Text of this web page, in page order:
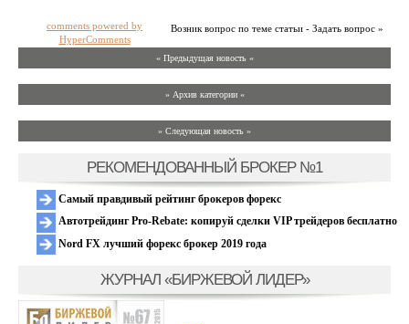
Возник вопрос по теме статьи - Задать вопрос »
comments powered by
HyperComments
« Предыдущая новость «
» Архив категории «
» Следующая новость »
РЕКОМЕНДОВАННЫЙ БРОКЕР №1
Самый правдивый рейтинг брокеров форекс
Автотрейдинг Pro-Rebate: копируй сделки VIP трейдеров бесплатно
Nord FX лучший форекс брокер 2019 года
ЖУРНАЛ «БИРЖЕВОЙ ЛИДЕР»